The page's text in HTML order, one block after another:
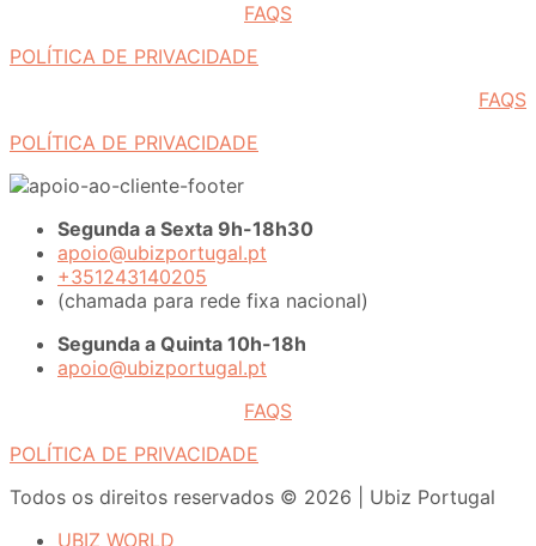
FAQS
POLÍTICA DE PRIVACIDADE
FAQS
POLÍTICA DE PRIVACIDADE
Segunda a Sexta 9h-18h30
apoio@ubizportugal.pt
+351243140205
(chamada para rede fixa nacional)
Segunda a Quinta 10h-18h
apoio@ubizportugal.pt
FAQS
POLÍTICA DE PRIVACIDADE
Todos os direitos reservados © 2026 | Ubiz Portugal
UBIZ WORLD